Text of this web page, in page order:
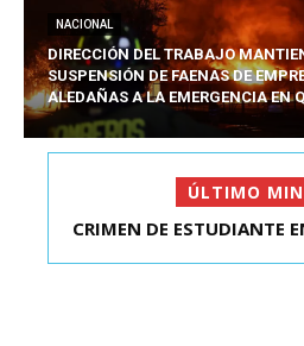
NACIONAL
DIRECCIÓN DEL TRABAJO
SUSPENSIÓN DE FAENAS DE
ALEDAÑAS A LA EMERGENCIA EN
ÚLTIMO
FIESTA EN EL